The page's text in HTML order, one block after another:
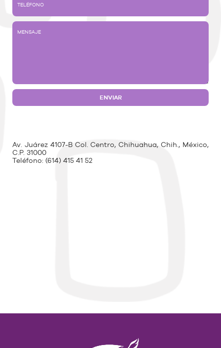
Av. Juárez 4107-B Col. Centro, Chihuahua, Chih., México,
C.P. 31000
Teléfono: (614) 415 41 52